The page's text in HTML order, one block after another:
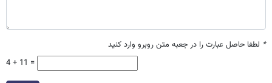
* لطفا حاصل عبارت را در جعبه متن روبرو وارد کنید
4 + 11 =